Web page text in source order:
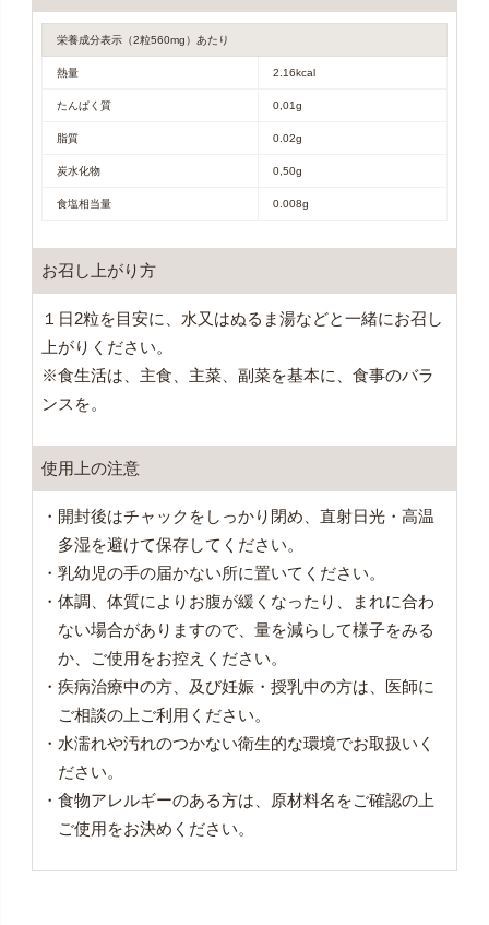
栄養成分表示（2粒560mg）あたり
熱量 2.16kcal
たんぱく質 0,01g
脂質 0.02g
炭水化物 0,50g
食塩相当量 0.008g
お召し上がり方
１日2粒を目安に、水又はぬるま湯などと一緒にお召し
上がりください。
※食生活は、主食、主菜、副菜を基本に、食事のバラ
ンスを。
使用上の注意
・開封後はチャックをしっかり閉め、直射日光・高温
多湿を避けて保存してください。
・乳幼児の手の届かない所に置いてください。
・体調、体質によりお腹が緩くなったり、まれに合わ
ない場合がありますので、量を減らして様子をみる
か、ご使用をお控えください。
・疾病治療中の方、及び妊娠・授乳中の方は、医師に
ご相談の上ご利用ください。
・水濡れや汚れのつかない衛生的な環境でお取扱いく
ださい。
・食物アレルギーのある方は、原材料名をご確認の上
ご使用をお決めください。